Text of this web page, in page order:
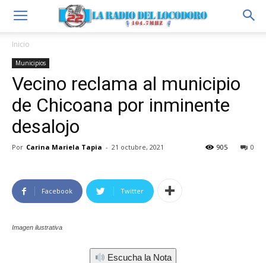
Inicio
Municipios
Vecino reclama al municipio
de Chicoana por inminente
desalojo
Por Carina Mariela Tapia - 21 octubre, 2021 0
905
Facebook Twitter
Imagen ilustrativa
Escucha la Nota